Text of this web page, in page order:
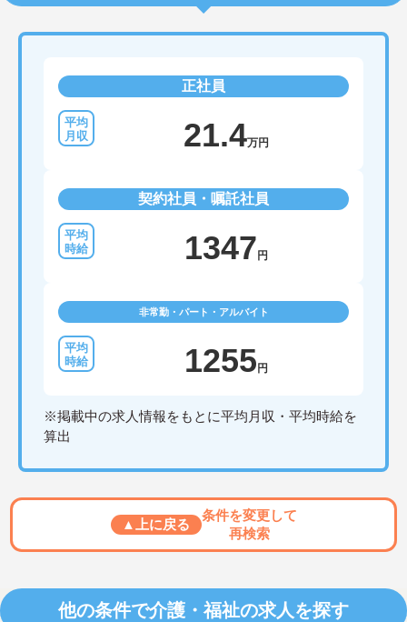
正社員
21.4万円
契約社員・嘱託社員
1347 円
非常勤・パート・アルバイト
1255 円
※掲載中の求人情報をもとに平均月収・平均時給を
算出
▲上に戻る
条件を変更して
再検索
他の条件で介護・福祉の求人を探す